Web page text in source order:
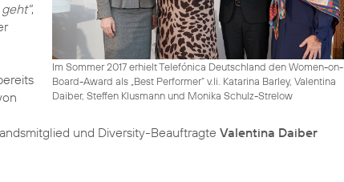
Im Sommer 2017 erhielt Telefónica Deutschland den Women-on-
Board-Award als „Best Performer“ v.li. Katarina Barley, Valentina
Daiber, Steffen Klusmann und Monika Schulz-Strelow
,
und Diversity-Beauftragte Valentina Daiber